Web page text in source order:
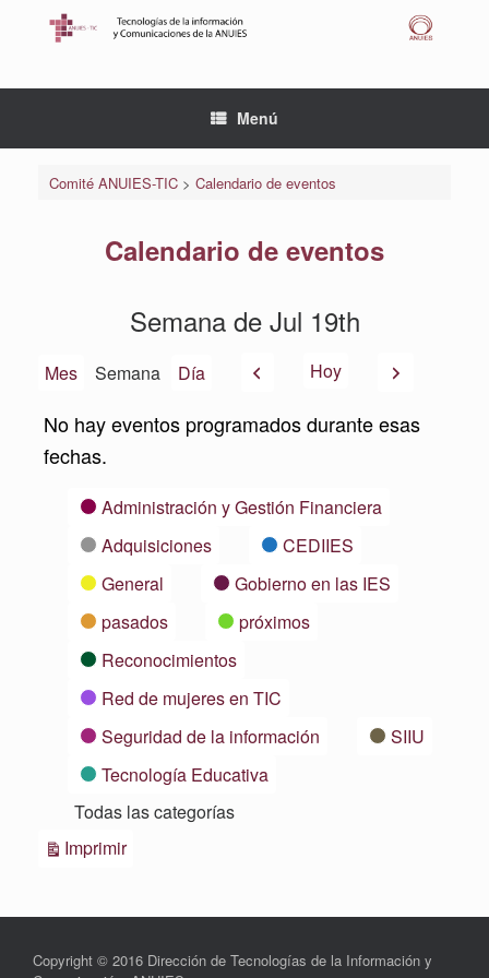
Menú
Comité ANUIES-TIC> Calendario de eventos
Calendario de eventos
Semana de Jul 19th
Mes Semana Día AnteriorHoy Siguiente
No hay eventos programados durante esas
fechas.
CategoríasAdministración y Gestión Financiera
Adquisiciones
CEDIIES
General
Gobierno en las IES
pasados
próximos
Reconocimientos
Red de mujeres en TIC
Seguridad de la información
SIIU
Tecnología Educativa
Todas las categorías
ImprimirVistas
Copyright © 2016 Dirección de Tecnologías de la Información y